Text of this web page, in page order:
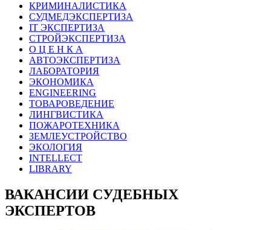
КРИМИНАЛИСТИКА
СУДМЕДЭКСПЕРТИЗА
IT ЭКСПЕРТИЗА
СТРОЙЭКСПЕРТИЗА
О Ц Е Н К А
АВТОЭКСПЕРТИЗА
ЛАБОРАТОРИЯ
ЭКОНОМИКА
ENGINEERING
ТОВАРОВЕДЕНИЕ
ЛИНГВИСТИКА
ПОЖАРОТЕХНИКА
ЗЕМЛЕУСТРОЙСТВО
ЭКОЛОГИЯ
INTELLECT
LIBRARY
ВАКАНСИИ СУДЕБНЫХ
ЭКСПЕРТОВ